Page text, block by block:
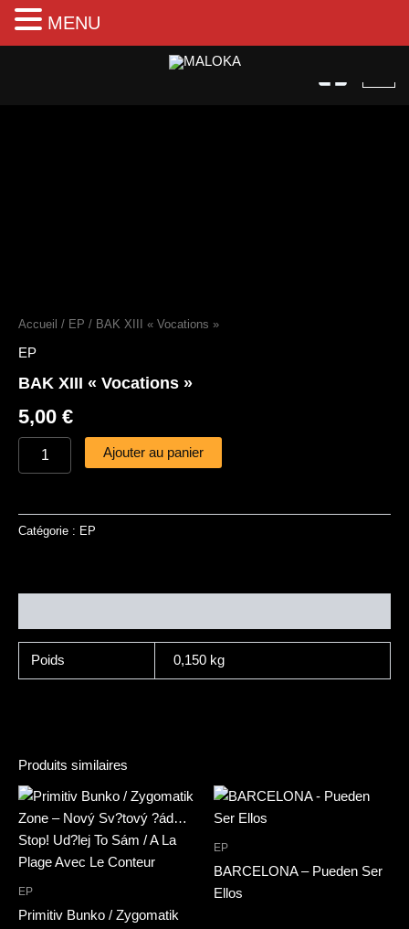
Aller
Accueil / EP / BAK XIII « Vocations »
EP
BAK XIII « Vocations »
5,00 €
Ajouter au panier
Catégorie : EP
Poids 0,150 kg
Produits similaires
EP
Primitiv Bunko / Zygomatik
EP
BARCELONA – Pueden Ser
Ellos
MENU